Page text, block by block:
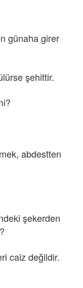
günaha girer
şehittir.
abdestten
şekerden
caiz değildir.